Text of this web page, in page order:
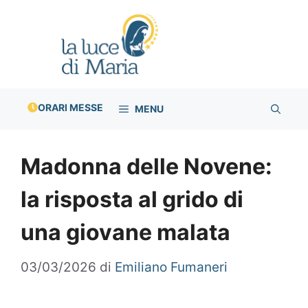
ORARI MESSE MENU
Madonna delle Novene:
la risposta al grido di
una giovane malata
03/03/2026 di Emiliano Fumaneri